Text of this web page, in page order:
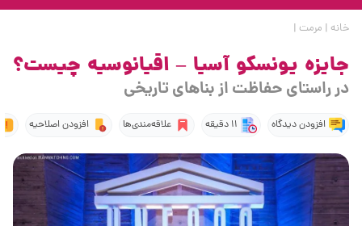
خانه | مرمت |
جایزه یونسکو آسیا – اقیانوسیه چیست؟
در راستای حفاظت از بناهای تاریخی
افزودن دیدگاه 11 دقیقه علاقه‌مندی‌ها افزودن اصلاحیه